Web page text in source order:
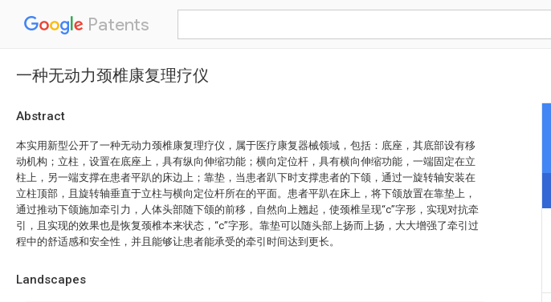
Patents
一种无动力颈椎康复理疗仪
Abstract
本实用新型公开了一种无动力颈椎康复理疗仪，属于医疗康复器械领域，包括：底座，其底部设有移
动机构；立柱，设置在底座上，具有纵向伸缩功能；横向定位杆，具有横向伸缩功能，一端固定在立
柱上，另一端支撑在患者平趴的床边上；靠垫，当患者趴下时支撑患者的下颌，通过一旋转轴安装在
立柱顶部，且旋转轴垂直于立柱与横向定位杆所在的平面。患者平趴在床上，将下颌放置在靠垫上，
通过推动下颌施加牵引力，人体头部随下颌的前移，自然向上翘起，使颈椎呈现“c”字形，实现对抗牵
引，且实现的效果也是恢复颈椎本来状态，“c”字形。靠垫可以随头部上扬而上扬，大大增强了牵引过
程中的舒适感和安全性，并且能够让患者能承受的牵引时间达到更长。
Landscapes